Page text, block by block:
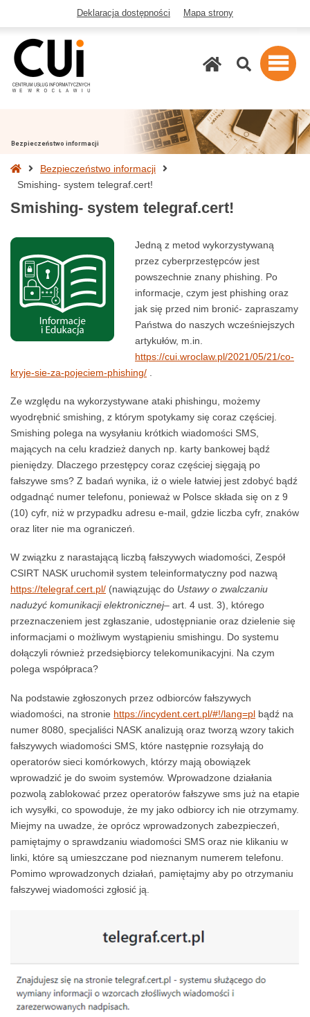
Deklaracja dostępności Mapa strony
Szukaj
Bezpieczeństwo informacji
Strona
główna
Bezpieczeństwo informacji
Smishing- system telegraf.cert!
Smishing- system telegraf.cert!
Jedną z metod wykorzystywaną
przez cyberprzestępców jest
powszechnie znany phishing. Po
informacje, czym jest phishing oraz
jak się przed nim bronić- zapraszamy
Państwa do naszych wcześniejszych
artykułów, m.in.
https://cui.wroclaw.pl/2021/05/21/co-
kryje-sie-za-pojeciem-phishing/
Ze względu na wykorzystywane ataki phishingu, możemy
wyodrębnić smishing, z którym spotykamy się coraz częściej.
Smishing polega na wysyłaniu krótkich wiadomości SMS,
mających na celu kradzież danych np. karty bankowej bądź
pieniędzy. Dlaczego przestępcy coraz częściej sięgają po
fałszywe sms? Z badań wynika, iż o wiele łatwiej jest zdobyć bądź
odgadnąć numer telefonu, ponieważ w Polsce składa się on z 9
(10) cyfr, niż w przypadku adresu e-mail, gdzie liczba cyfr, znaków
oraz liter nie ma ograniczeń.
W związku z narastającą liczbą fałszywych wiadomości, Zespół
CSIRT NASK uruchomił system teleinformatyczny pod nazwą
https://telegraf.cert.pl/ (nawiązując do Ustawy o zwalczaniu
nadużyć komunikacji elektronicznej– art. 4 ust. 3), którego
przeznaczeniem jest zgłaszanie, udostępnianie oraz dzielenie się
informacjami o możliwym wystąpieniu smishingu. Do systemu
dołączyli również przedsiębiorcy telekomunikacyjni. Na czym
polega współpraca?
Na podstawie zgłoszonych przez odbiorców fałszywych
wiadomości, na stronie https://incydent.cert.pl/#!/lang=pl bądź na
numer 8080, specjaliści NASK analizują oraz tworzą wzory takich
fałszywych wiadomości SMS, które następnie rozsyłają do
operatorów sieci komórkowych, którzy mają obowiązek
wprowadzić je do swoim systemów. Wprowadzone działania
pozwolą zablokować przez operatorów fałszywe sms już na etapie
ich wysyłki, co spowoduje, że my jako odbiorcy ich nie otrzymamy.
Miejmy na uwadze, że oprócz wprowadzonych zabezpieczeń,
pamiętajmy o sprawdzaniu wiadomości SMS oraz nie klikaniu w
linki, które są umieszczane pod nieznanym numerem telefonu.
Pomimo wprowadzonych działań, pamiętajmy aby po otrzymaniu
fałszywej wiadomości zgłosić ją.